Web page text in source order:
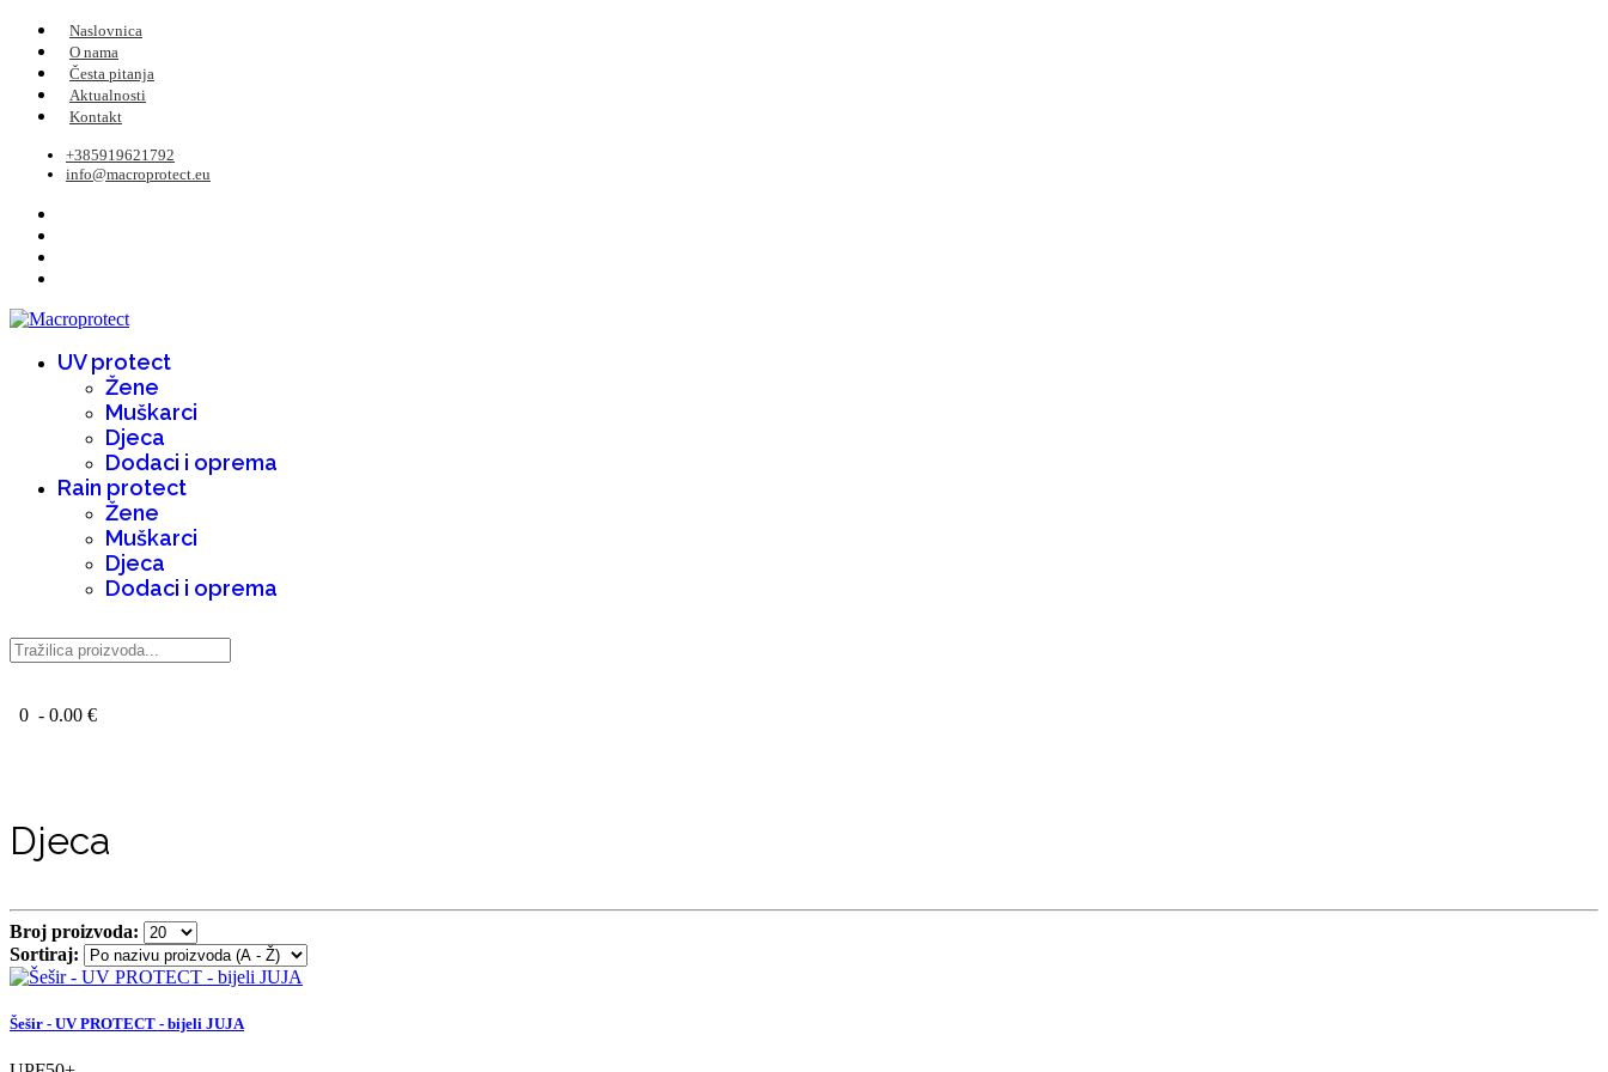
Naslovnica
O nama
Česta pitanja
Aktualnosti
Kontakt
+385919621792
info@macroprotect.eu
UV protect
Žene
Muškarci
Djeca
Dodaci i oprema
Rain protect
Žene
Muškarci
Djeca
Dodaci i oprema
0 - 0.00 €
Djeca
Broj proizvoda:
Sortiraj:
Šešir - UV PROTECT - bijeli JUJA